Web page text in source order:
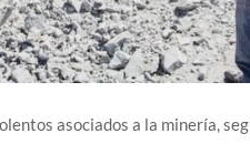
asociados a la minería,